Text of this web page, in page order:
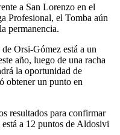
a San Lorenzo en el
Profesional, el Tomba aún
permanencia.
Orsi-Gómez está a un
año, luego de una racha
la oportunidad de
obtener un punto en
resultados para confirmar
a 12 puntos de Aldosivi